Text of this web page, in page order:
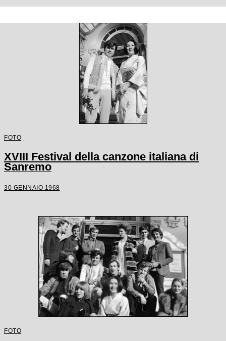
FOTO
XVIII Festival della canzone italiana di
Sanremo
30 GENNAIO 1968
FOTO